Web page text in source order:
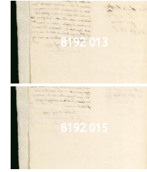
8192 013
8192 015